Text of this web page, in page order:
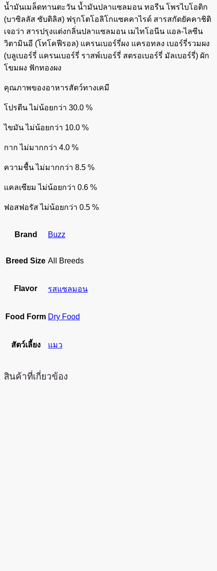
น้ำมันเมล็ดทานตะวัน น้ำมันปลาแซลมอน ทอรีน โพรไบโอติก
(บาซิลลัส ซับติลิส) ฟรุกโตโอลิโกแซคคาไรด์ สารสกัดยัคคาชิติ
เจอว่า สารปรุงแต่งกลิ่นปลาแซลมอน เมไทโอนีน แอล-ไลซีน
วิตามินอี (โทโคฟีรอล) แครนเบอร์รี่ผง แครอทลง เบอร์รี่รวมผง
(บลูเบอร์รี่ แครนเบอร์รี่ ราสพ์เบอร์รี่ สตรอเบอร์รี่ มัลเบอร์รี่) ผัก
โขมผง ฟักทองผง
คุณภาพของอาหารสัตว์ทางเคมี
โปรตีน ไม่น้อยกว่า 30.0 %
ไขมัน ไม่น้อยกว่า 10.0 %
กาก ไม่มากกว่า 4.0 %
ความชื้น ไม่มากกว่า 8.5 %
แคลเซียม ไม่น้อยกว่า 0.6 %
ฟอสฟอรัส ไม่น้อยกว่า 0.5 %
Brand Buzz
Breed Size All Breeds
Flavor รสแซลมอน
Food Form Dry Food
สัตว์เลี้ยง แมว
สินค้าที่เกี่ยวข้อง